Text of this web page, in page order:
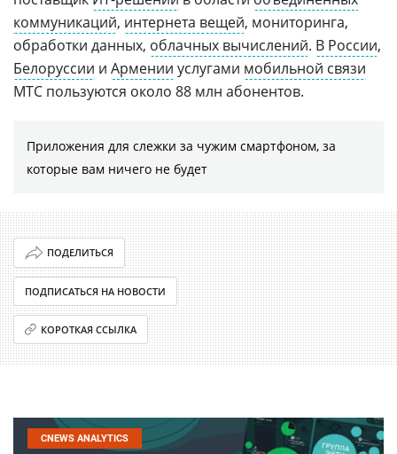
коммуникаций, интернета вещей, мониторинга,
обработки данных, облачных вычислений. В России,
Белоруссии и Армении услугами мобильной связи
МТС пользуются около 88 млн абонентов.
Приложения для слежки за чужим смартфоном, за
которые вам ничего не будет
ПОДЕЛИТЬСЯ
ПОДПИСАТЬСЯ НА НОВОСТИ
КОРОТКАЯ ССЫЛКА
CNEWS ANALYTICS